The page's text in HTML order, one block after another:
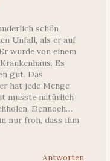
schön
Unfall, als er auf
wurde von einem
Es
gut. Das
hat jede Menge
musste natürlich
Dennoch…
nur froh, dass ihm
Antworten